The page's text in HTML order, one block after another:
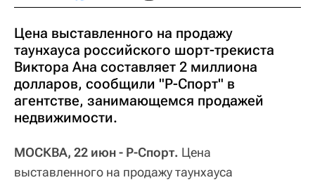
Цена выставленного на продажу
таунхауса российского шорт-трекиста
Виктора Ана составляет 2 миллиона
долларов, сообщили "Р-Спорт" в
агентстве, занимающемся продажей
недвижимости.
МОСКВА, 22 июн - Р-Спорт. Цена
выставленного на продажу таунхауса